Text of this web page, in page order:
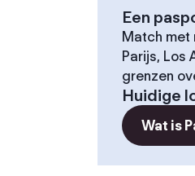
Een
Match met
Parijs, Los
grenzen
Huidige
Wat is